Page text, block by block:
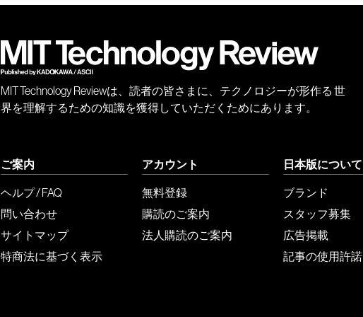
会員
MIT Technology Reviewは、読者の皆さまに、テクノロジーが形作る 世
界を理解するための知識を獲得していただくためにあります。
ご案内
ヘルプ / FAQ
問い合わせ
サイトマップ
特商法に基づく表示
アカウント
無料登録
購読のご案内
法人購読のご案内
日本版について
ブランド
スタッフ募集
広告掲載
記事の使用許諾